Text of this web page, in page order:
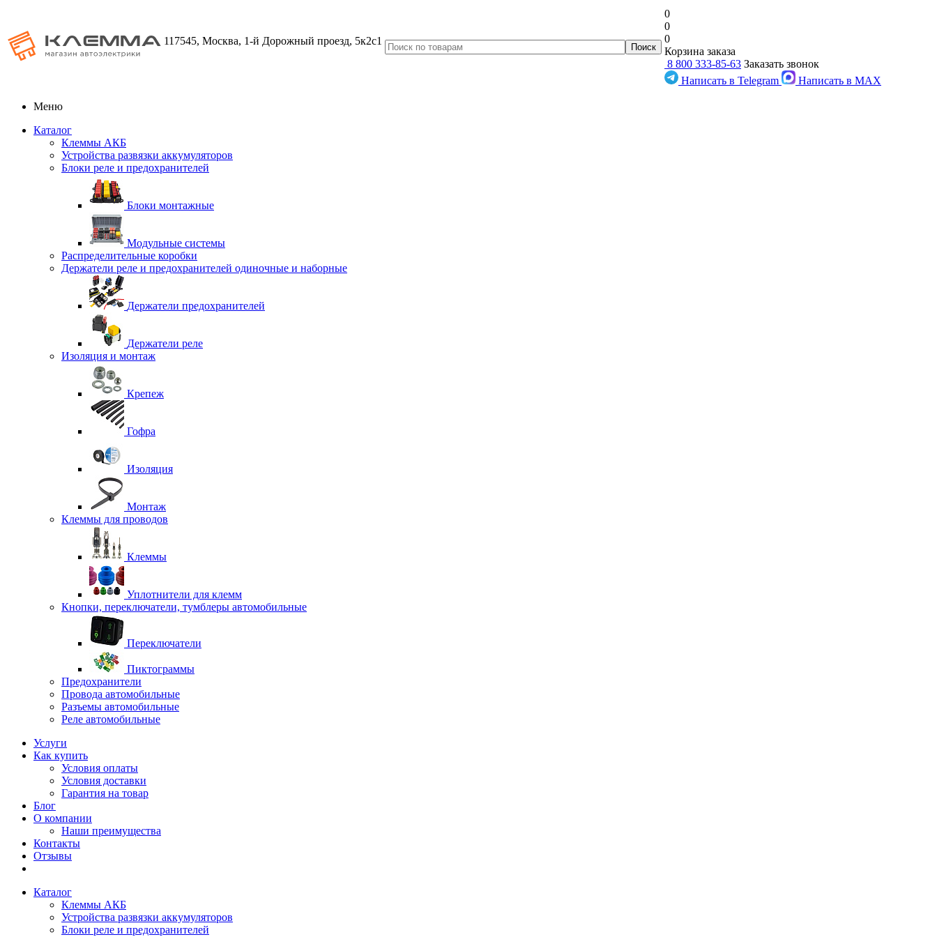
117545, Москва, 1-й Дорожный проезд, 5к2с1
0
0
0
Корзина заказа
8 800 333-85-63 Заказать звонок
Написать в Telegram
Написать в MAX
Меню
Каталог
Клеммы АКБ
Устройства развязки аккумуляторов
Блоки реле и предохранителей
Блоки монтажные
Модульные системы
Распределительные коробки
Держатели реле и предохранителей одиночные и наборные
Держатели предохранителей
Держатели реле
Изоляция и монтаж
Крепеж
Гофра
Изоляция
Монтаж
Клеммы для проводов
Клеммы
Уплотнители для клемм
Кнопки, переключатели, тумблеры автомобильные
Переключатели
Пиктограммы
Предохранители
Провода автомобильные
Разъемы автомобильные
Реле автомобильные
Услуги
Как купить
Условия оплаты
Условия доставки
Гарантия на товар
Блог
О компании
Наши преимущества
Контакты
Отзывы
Каталог
Клеммы АКБ
Устройства развязки аккумуляторов
Блоки реле и предохранителей